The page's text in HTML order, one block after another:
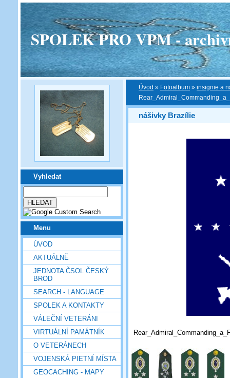
SPOLEK PRO VPM -
Vyhledat
Menu
ÚVOD
AKTUÁLNĚ
JEDNOTA ČSOL ČESKÝ
BROD
SEARCH - LANGUAGE
SPOLEK A KONTAKTY
VÁLEČNÍ VETERÁNI
VIRTUÁLNÍ PAMÁTNÍK
O VETERÁNECH
VOJENSKÁ PIETNÍ MÍSTA
GEOCACHING - MAPY
Úvod » Fotoalbum » insignie a
nášivky Brazílie